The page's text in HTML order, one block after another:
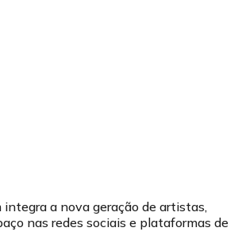
a nova geração de artistas,
nas redes sociais e plataformas de